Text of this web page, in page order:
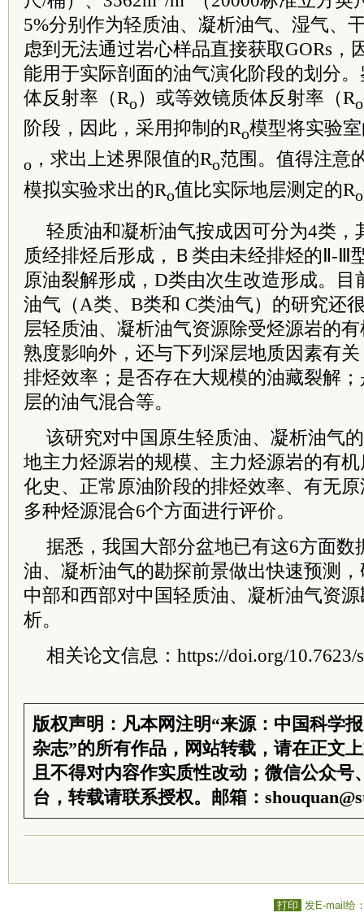
5%分别作为轻质油、凝析油气、湿气、
虑到无法通过岩心样品直接获取GORs，
能用于实际剖面的油气演化阶段的划分
体反射率（Ro）或等效镜质体反射率（R
阶段，因此，采用抑制的Ro模型将实验
o ，求出上述界限值的Ro范围。值得注意
模拟实验求出的Ro值比实际地层测定的R
轻质油和凝析油气按成因可分为4类，
质经排烃后形成，Ｂ类由未经排烃的Ⅱ-Ⅲ
原油裂解形成，D类由次生改造形成。目
油气（A类、B类和 C类油气）的研究还
层轻质油、凝析油气资源除受烃源岩的
熟度影响外，还与下列深层地质因素有
排烃效率；是否存在大规模的油藏裂解
层的油气混合等。
该研究对中国原生轻质油、凝析油气
地主力烃源岩的规模、主力烃源岩的有
化史、正常原油阶段的排烃效率、有无
多种烃源混合6个方面进行评价。
据悉，我国大部分盆地已有这6方面数
油、凝析油气的勘探前景做出快速预测
中部和西部对中国轻质油、凝析油气资
析。
相关论文信息：https://doi.org/10.7623/
版权声明：凡本网注明“来源：中国科学
杂志”的所有作品，网站转载，请在正文
且不得对内容作实质性改动；微信公众号
台，转载请联系授权。邮箱：
打印 发E-mail给